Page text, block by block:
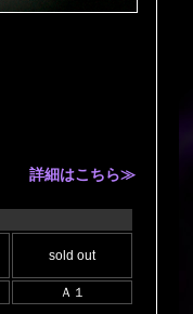
詳細はこちら≫
sold out
Ａ１